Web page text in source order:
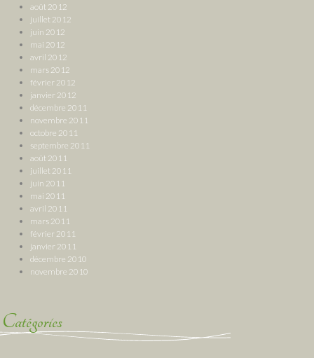
août 2012
juillet 2012
juin 2012
mai 2012
avril 2012
mars 2012
février 2012
janvier 2012
décembre 2011
novembre 2011
octobre 2011
septembre 2011
août 2011
juillet 2011
juin 2011
mai 2011
avril 2011
mars 2011
février 2011
janvier 2011
décembre 2010
novembre 2010
Catégories